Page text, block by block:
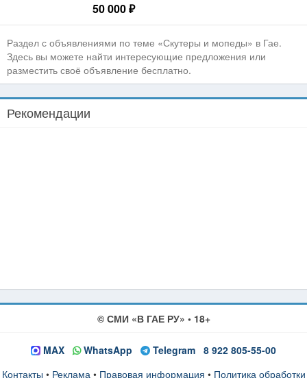
50 000 ₽
Раздел с объявлениями по теме «Скутеры и мопеды» в Гае.
Здесь вы можете найти интересующие предложения или
разместить своё объявление бесплатно.
Рекомендации
© СМИ «В ГАЕ РУ» • 18+
MAX WhatsApp Telegram 8 922 805-55-00
Контакты • Реклама• Правовая информация • Политика обработки